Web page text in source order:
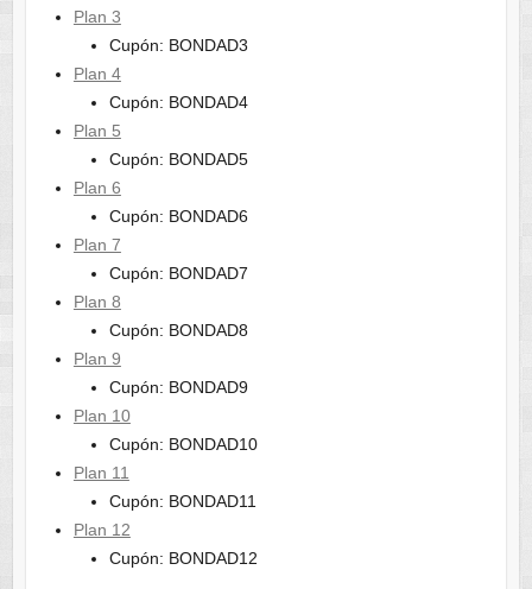
Plan 3
Cupón: BONDAD3
Plan 4
Cupón: BONDAD4
Plan 5
Cupón: BONDAD5
Plan 6
Cupón: BONDAD6
Plan 7
Cupón: BONDAD7
Plan 8
Cupón: BONDAD8
Plan 9
Cupón: BONDAD9
Plan 10
Cupón: BONDAD10
Plan 11
Cupón: BONDAD11
Plan 12
Cupón: BONDAD12